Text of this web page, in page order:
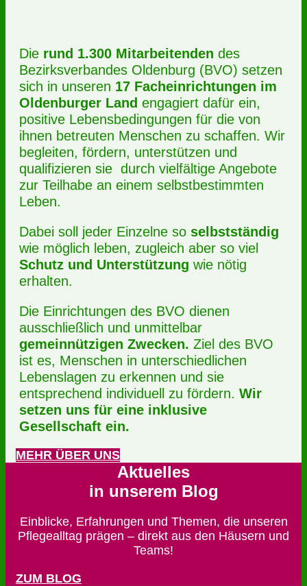
Die rund 1.300 Mitarbeitenden des
Bezirksverbandes Oldenburg (BVO) setzen
sich in unseren 17 Facheinrichtungen im
Oldenburger Land engagiert dafür ein,
positive Lebensbedingungen für die von
ihnen betreuten Menschen zu schaffen. Wir
begleiten, fördern, unterstützen und
qualifizieren sie durch vielfältige Angebote
zur Teilhabe an einem selbstbestimmten
Leben.
Dabei soll jeder Einzelne so selbstständig
wie möglich leben, zugleich aber so viel
Schutz und Unterstützung wie nötig
erhalten.
Die Einrichtungen des BVO dienen
ausschließlich und unmittelbar
gemeinnützigen Zwecken. Ziel des BVO
ist es, Menschen in unterschiedlichen
Lebenslagen zu erkennen und sie
entsprechend individuell zu fördern. Wir
setzen uns für eine inklusive
Gesellschaft ein.
MEHR ÜBER UNS
Aktuelles
in unserem Blog
Einblicke, Erfahrungen und Themen, die unseren
Pflegealltag prägen – direkt aus den Häusern und
Teams!
ZUM BLOG